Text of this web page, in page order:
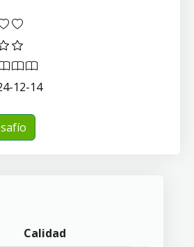
12-14
Calidad